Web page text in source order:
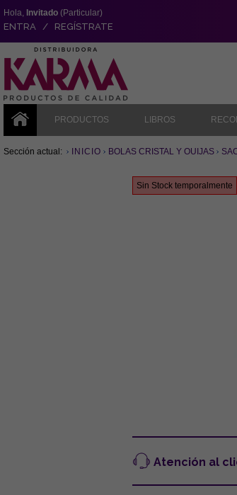
Hola, Invitado (Particular)
ENTRA / REGÍSTRATE
PRODUCTOS LIBROS
Sección actual: INICIO BOLAS CRISTAL Y OUIJAS
Sin Stock temporalmente
Atención al